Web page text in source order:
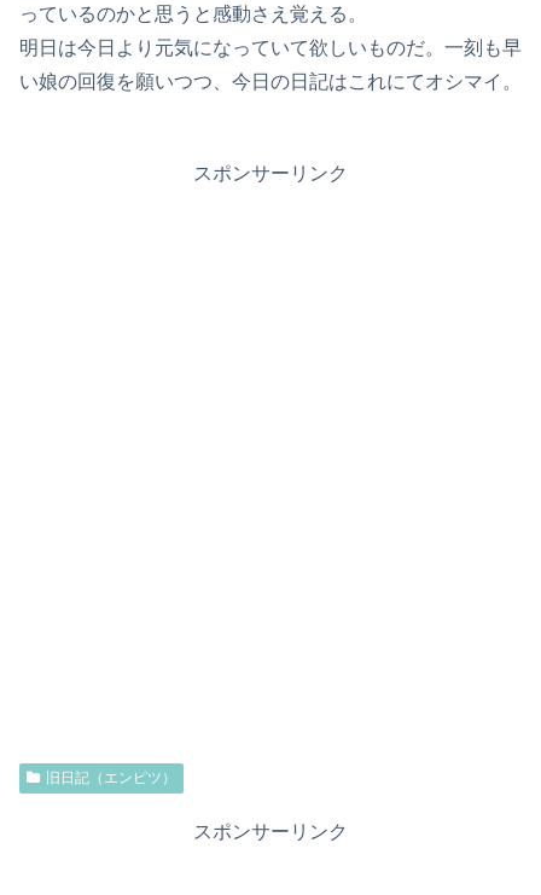
っているのかと思うと感動さえ覚える。
明日は今日より元気になっていて欲しいものだ。一刻も早
い娘の回復を願いつつ、今日の日記はこれにてオシマイ。
スポンサーリンク
旧日記（エンピツ）
スポンサーリンク